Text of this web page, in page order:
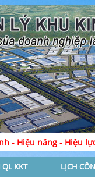
Hiệu lực - Hiệu quả”
KKT LỊCH